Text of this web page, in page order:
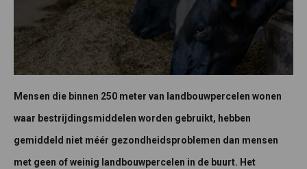
Mensen die binnen 250 meter van landbouwpercelen wonen
waar bestrijdingsmiddelen worden gebruikt, hebben
gemiddeld niet méér gezondheidsproblemen dan mensen
met geen of weinig landbouwpercelen in de buurt. Het